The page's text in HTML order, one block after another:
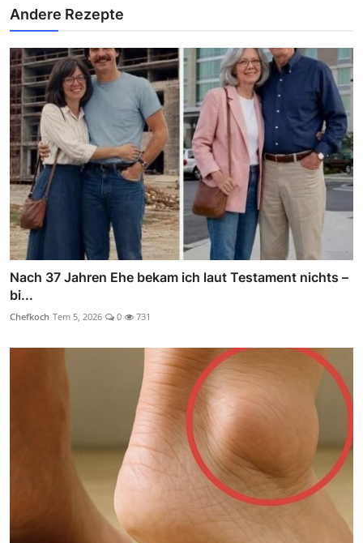
Andere Rezepte
Nach 37 Jahren Ehe bekam ich laut Testament nichts –
bi...
Chefkoch Tem 5, 2026 0 731